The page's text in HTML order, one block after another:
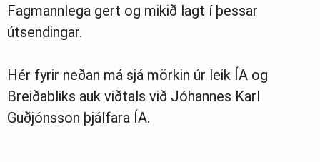
Fagmannlega gert og mikið lagt í þessar
útsendingar.
Hér fyrir neðan má sjá mörkin úr leik ÍA og
Breiðabliks auk viðtals við Jóhannes Karl
Guðjónsson þjálfara ÍA.